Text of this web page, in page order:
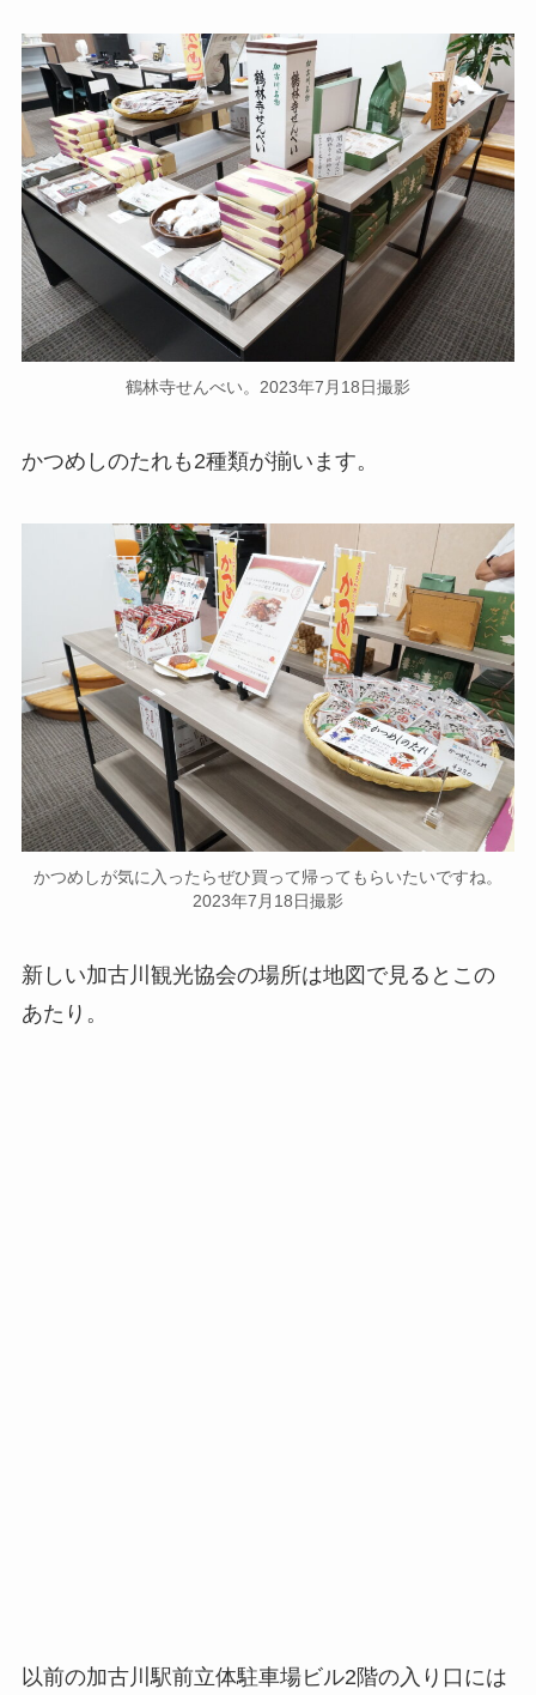
鶴林寺せんべい。2023年7月18日撮影
かつめしのたれも2種類が揃います。
かつめしが気に入ったらぜひ買って帰ってもらいたいですね。
2023年7月18日撮影
新しい加古川観光協会の場所は地図で見るとこの
あたり。
以前の加古川駅前立体駐車場ビル2階の入り口には